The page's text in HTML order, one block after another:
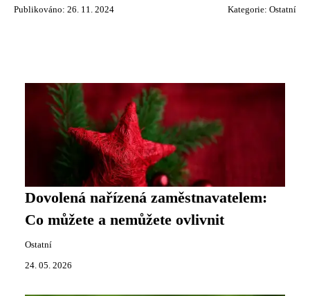
Publikováno: 26. 11. 2024 Kategorie: Ostatní
Dovolená nařízená zaměstnavatelem:
Co můžete a nemůžete ovlivnit
Ostatní
24. 05. 2026